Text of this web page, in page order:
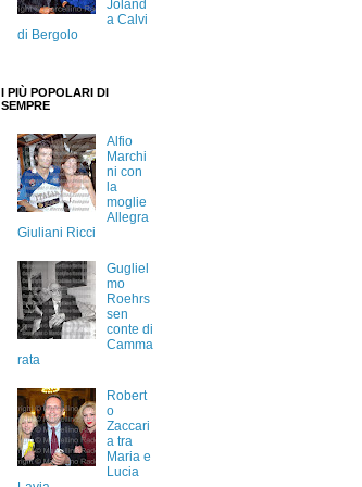
Joland
a Calvi
di Bergolo
I PIÙ POPOLARI DI
SEMPRE
Alfio
Marchi
ni con
la
moglie
Allegra
Giuliani Ricci
Gugliel
mo
Roehrs
sen
conte di
Camma
rata
Robert
o
Zaccari
a tra
Maria e
Lucia